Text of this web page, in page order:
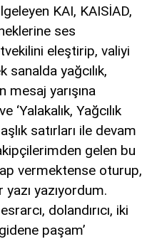
KAI, KAISİAD,
ses
eleştirip, valiyi
yağcılık,
mesaj yarışına
‘Yalakalık, Yağcılık
satırları ile devam
gelen bu
vermektense oturup,
yazıyordum.
dolandırıcı, iki
paşam’